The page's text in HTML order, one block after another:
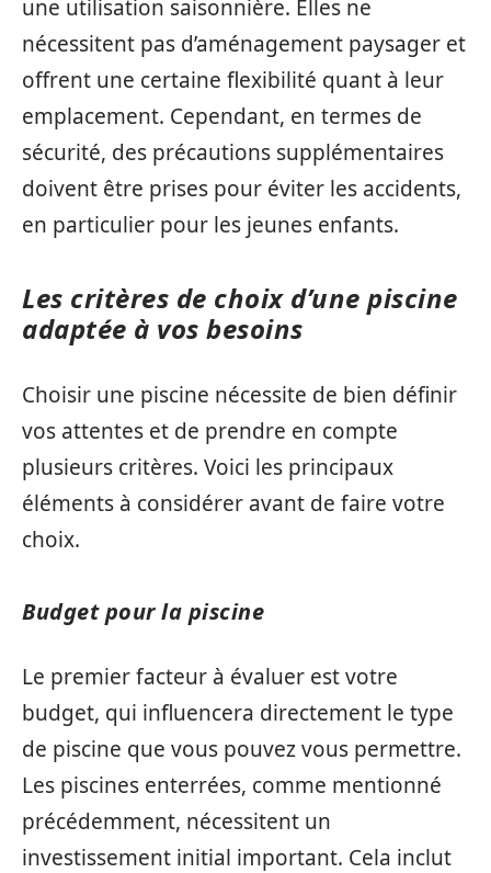
une utilisation saisonnière. Elles ne
nécessitent pas d’aménagement paysager et
offrent une certaine flexibilité quant à leur
emplacement. Cependant, en termes de
sécurité, des précautions supplémentaires
doivent être prises pour éviter les accidents,
en particulier pour les jeunes enfants.
Les critères de choix d’une piscine
adaptée à vos besoins
Choisir une piscine nécessite de bien définir
vos attentes et de prendre en compte
plusieurs critères. Voici les principaux
éléments à considérer avant de faire votre
choix.
Budget pour la piscine
Le premier facteur à évaluer est votre
budget, qui influencera directement le type
de piscine que vous pouvez vous permettre.
Les piscines enterrées, comme mentionné
précédemment, nécessitent un
investissement initial important. Cela inclut